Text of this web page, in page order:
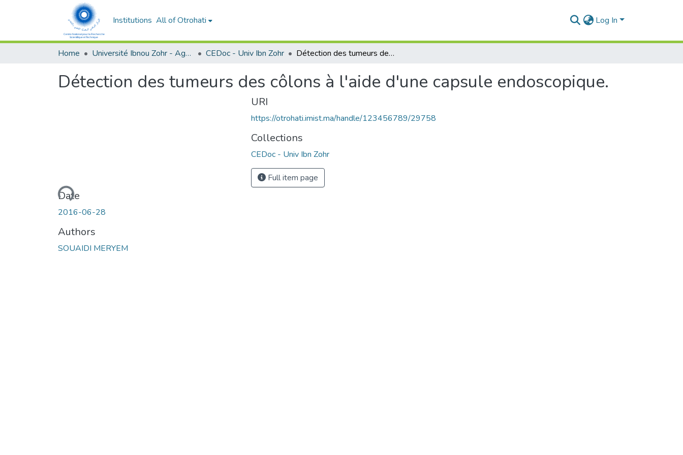
Institutions All of Otrohati Log In
Home Université Ibnou Zohr - Agadir CEDoc - Univ Ibn Zohr Détection des tumeurs des côlons à l'aide d'une capsule endoscopique.
Détection des tumeurs des côlons à l'aide d'une capsule endoscopique.
Loading...
Date
2016-06-28
Authors
SOUAIDI MERYEM
URI
https://otrohati.imist.ma/handle/123456789/29758
Collections
CEDoc - Univ Ibn Zohr
Full item page